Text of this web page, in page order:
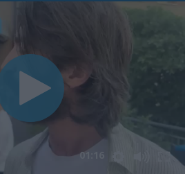
01:16